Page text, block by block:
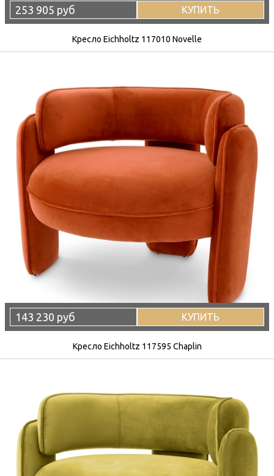
253 905 руб КУПИТЬ
Кресло Eichholtz 117010 Novelle
143 230 руб КУПИТЬ
Кресло Eichholtz 117595 Chaplin